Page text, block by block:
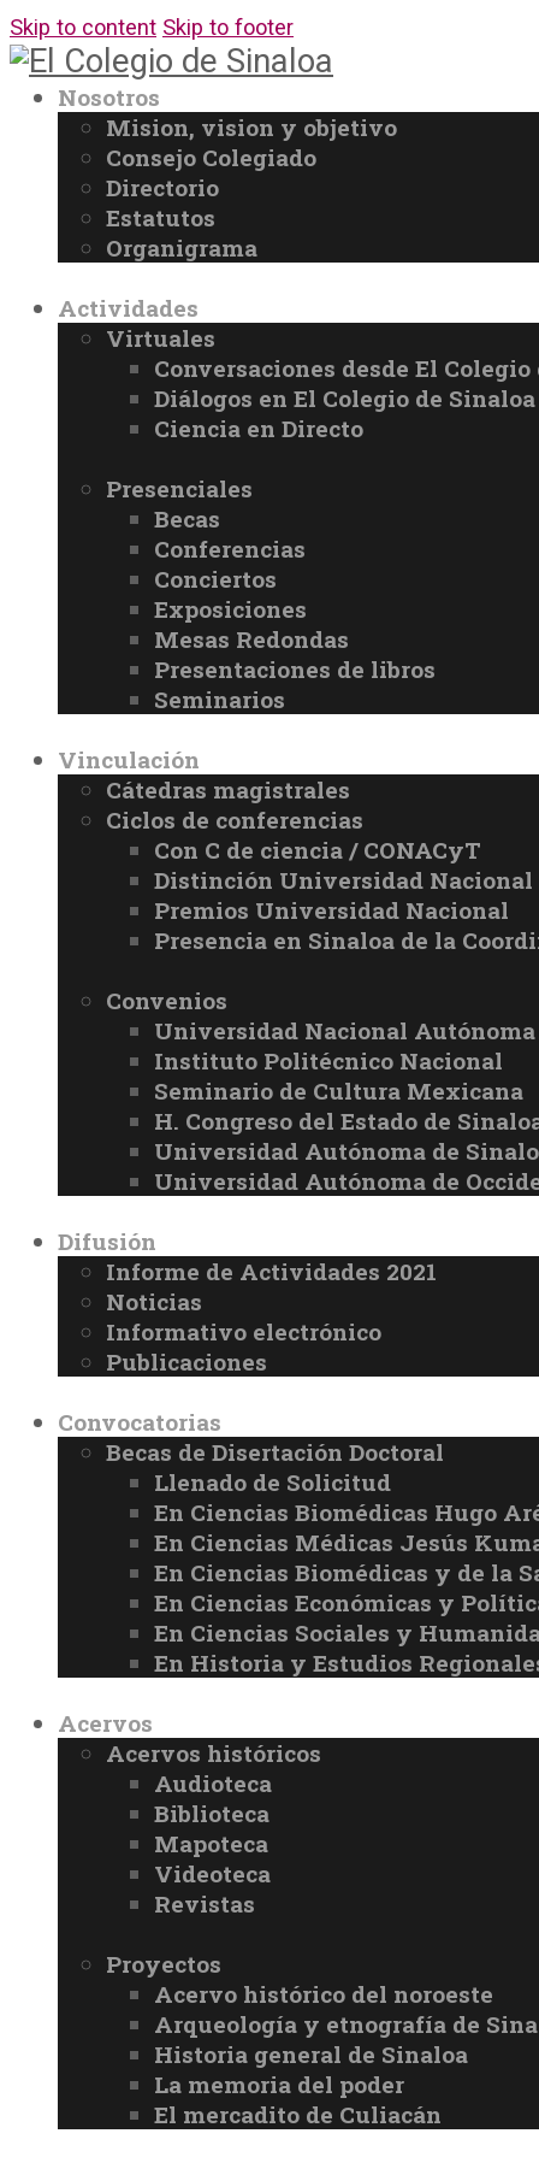
Skip to content Skip to footer
Nosotros
Mision, vision y objetivo
Consejo Colegiado
Directorio
Estatutos
Organigrama
Actividades
Virtuales
Conversaciones desde El
Diálogos en El Colegio de Sinaloa
Ciencia en Directo
Presenciales
Becas
Conferencias
Conciertos
Exposiciones
Mesas Redondas
Presentaciones de libros
Seminarios
Vinculación
Cátedras magistrales
Ciclos de conferencias
Con C de ciencia / CONACyT
Distinción Universidad Nacional
Premios Universidad Nacional
Presencia en Sinaloa de la
Convenios
Universidad Nacional
Instituto Politécnico Nacional
Seminario de Cultura Mexicana
H. Congreso del Estado de
Universidad Autónoma de
Universidad Autónoma de
Difusión
Informe de Actividades 2021
Noticias
Informativo electrónico
Publicaciones
Convocatorias
Becas de Disertación Doctoral
Llenado de Solicitud
En Ciencias Biomédicas Hugo
En Ciencias Médicas Jesús
En Ciencias Biomédicas y de la
En Ciencias Económicas y
En Ciencias Sociales y
En Historia y Estudios
Acervos
Acervos históricos
Audioteca
Biblioteca
Mapoteca
Videoteca
Revistas
Proyectos
Acervo histórico del noroeste
Arqueología y etnografía de
Historia general de Sinaloa
La memoria del poder
El mercadito de Culiacán